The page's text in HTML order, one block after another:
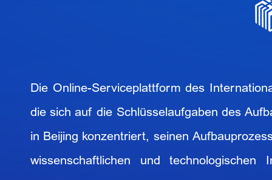
Die Online-Serviceplattform des
die sich auf die Schlüsselaufgaben des
in Beijing konzentriert, seinen
wissenschaftlichen und